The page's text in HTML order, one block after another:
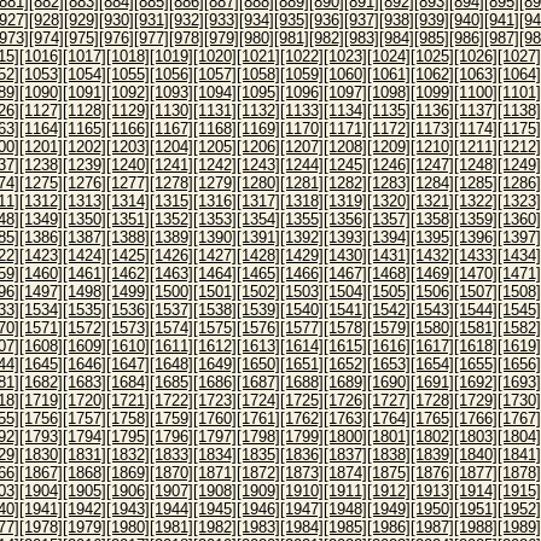
[928] [929] [930] [931] [932] [933] [934] [935] [936] [937] [938] [939] [940] [941] [94
[974] [975] [976] [977] [978] [979] [980] [981] [982] [983] [984] [985] [986] [987] [98
[1016] [1017] [1018] [1019] [1020] [1021] [1022] [1023] [1024] [1025] [1026] [1027]
[1053] [1054] [1055] [1056] [1057] [1058] [1059] [1060] [1061] [1062] [1063] [1064]
[1090] [1091] [1092] [1093] [1094] [1095] [1096] [1097] [1098] [1099] [1100] [1101]
[1127] [1128] [1129] [1130] [1131] [1132] [1133] [1134] [1135] [1136] [1137] [1138]
[1164] [1165] [1166] [1167] [1168] [1169] [1170] [1171] [1172] [1173] [1174] [1175]
[1201] [1202] [1203] [1204] [1205] [1206] [1207] [1208] [1209] [1210] [1211] [1212]
[1238] [1239] [1240] [1241] [1242] [1243] [1244] [1245] [1246] [1247] [1248] [1249]
[1275] [1276] [1277] [1278] [1279] [1280] [1281] [1282] [1283] [1284] [1285] [1286]
[1312] [1313] [1314] [1315] [1316] [1317] [1318] [1319] [1320] [1321] [1322] [1323]
[1349] [1350] [1351] [1352] [1353] [1354] [1355] [1356] [1357] [1358] [1359] [1360]
[1386] [1387] [1388] [1389] [1390] [1391] [1392] [1393] [1394] [1395] [1396] [1397]
[1423] [1424] [1425] [1426] [1427] [1428] [1429] [1430] [1431] [1432] [1433] [1434]
[1460] [1461] [1462] [1463] [1464] [1465] [1466] [1467] [1468] [1469] [1470] [1471]
[1497] [1498] [1499] [1500] [1501] [1502] [1503] [1504] [1505] [1506] [1507] [1508]
[1534] [1535] [1536] [1537] [1538] [1539] [1540] [1541] [1542] [1543] [1544] [1545]
[1571] [1572] [1573] [1574] [1575] [1576] [1577] [1578] [1579] [1580] [1581] [1582]
[1608] [1609] [1610] [1611] [1612] [1613] [1614] [1615] [1616] [1617] [1618] [1619]
[1645] [1646] [1647] [1648] [1649] [1650] [1651] [1652] [1653] [1654] [1655] [1656]
[1682] [1683] [1684] [1685] [1686] [1687] [1688] [1689] [1690] [1691] [1692] [1693]
[1719] [1720] [1721] [1722] [1723] [1724] [1725] [1726] [1727] [1728] [1729] [1730]
[1756] [1757] [1758] [1759] [1760] [1761] [1762] [1763] [1764] [1765] [1766] [1767]
[1793] [1794] [1795] [1796] [1797] [1798] [1799] [1800] [1801] [1802] [1803] [1804]
[1830] [1831] [1832] [1833] [1834] [1835] [1836] [1837] [1838] [1839] [1840] [1841]
[1867] [1868] [1869] [1870] [1871] [1872] [1873] [1874] [1875] [1876] [1877] [1878]
[1904] [1905] [1906] [1907] [1908] [1909] [1910] [1911] [1912] [1913] [1914] [1915]
[1941] [1942] [1943] [1944] [1945] [1946] [1947] [1948] [1949] [1950] [1951] [1952]
[1978] [1979] [1980] [1981] [1982] [1983] [1984] [1985] [1986] [1987] [1988] [1989]